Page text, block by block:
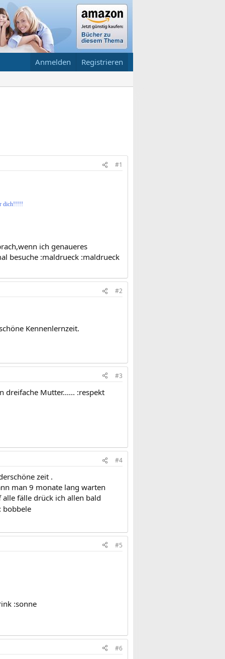
Anmelden Registrieren
#1
dich!!!!!
ich genaueres
besuche :maldrueck :maldrueck
#2
Kennenlernzeit.
#3
dreifache Mutter...... :respekt
#4
zeit .
man 9 monate lang warten
fälle drück ich allen bald
bobbele
#5
:sonne
#6